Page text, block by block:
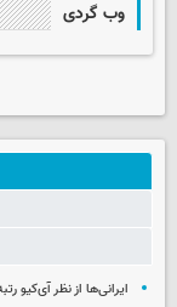
وب گردی
ایرانی‌ها از نظر آی‌کیو